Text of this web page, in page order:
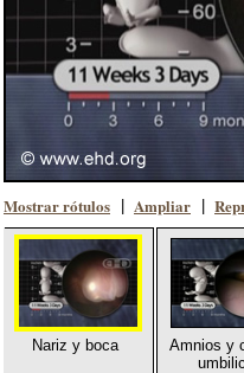
(PD)
Mostrar rótulos Ampliar
Nariz y boca
Amnios y